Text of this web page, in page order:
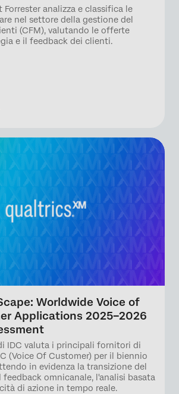
Forrester analizza e classifica le
nel settore della gestione del
(CFM), valutando le offerte
e il feedback dei clienti.
Worldwide Voice of
Applications 2025–2026
IDC valuta i principali fornitori di
(Voice Of Customer) per il biennio
in evidenza la transizione del
feedback omnicanale, l'analisi basata
di azione in tempo reale.